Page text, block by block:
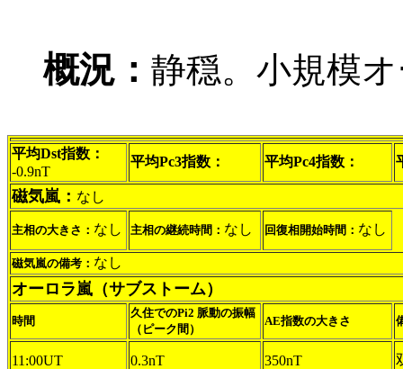
概況： 静穏。小規模
平均Dst指数：
-0.9nT
平均Pc3指数： 平均Pc4指数：
磁気嵐： なし
主相の大きさ： なし 主相の継続時間： なし 回復相開始時間： なし
磁気嵐の備考： なし
オーロラ嵐（サブストーム）
時間
久住でのPi2 脈動の振幅
（ピーク間）
AE指数の大きさ
11:00UT 0.3nT 350nT